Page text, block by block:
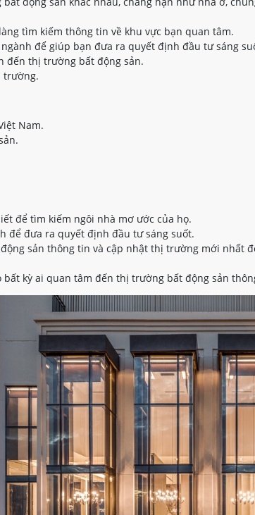
tìm kiếm thông tin về khu vực bạn quan tâm.
để giúp bạn đưa ra quyết định đầu tư sáng
đến thị trường bất động sản.
trường.
Nam.
để tìm kiếm ngôi nhà mơ ước của họ.
để đưa ra quyết định đầu tư sáng suốt.
sản thông tin và cập nhật thị trường mới nhất
kỳ ai quan tâm đến thị trường bất động sản